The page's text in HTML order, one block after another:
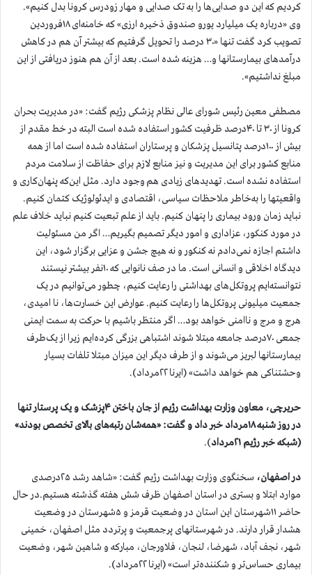
کردیم که این دو صدایی‌ها را به تک صدایی و مهار زودرس کرونا بدل کنیم».
وی «درباره یک میلیارد یورو صندوق ذخیره ارزی» که خامنه‌ای ۱۸فروردین
تصویب کرد گفت تنها «۳۰ درصد را تحویل گرفتیم که بیشتر آن هم در کاهش
درآمدهای بیمارستانها و… هزینه شده است. بعد از آن هم هنوز دریافتی از این
مبلغ نداشتیم».
مصطفی معین رئیس شورای عالی نظام پزشکی رژیم گفت: «در مدیریت بحران
کرونا از ۳۰ تا ۴۰درصد ظرفیت کشور استفاده شده است البته در خط مقدم از
بیش از ۱۰۰درصد پتانسیل پزشکان و پرستاران استفاده شده است اما از همه
منابع کشور برای این مدیریت و نیز منابع لازم برای حفاظت از سلامت مردم
استفاده نشده است. تهدیدهای زیادی هم وجود دارد. مثل این‌که پنهان‌کاری و
واقعیتها را به‌خاطر ملاحظات سیاسی، اقتصادی و ایدئولوژیک کتمان کنیم.
نباید زمان ورود بیماری را پنهان کنیم. باید از علم تبعیت کنیم نباید خلاف علم
در مورد کنکور، عزاداری و امور دیگر تصمیم بگیریم… اگر من مسئولیت
داشتم اجازه نمی‌دادم نه کنکور و نه هیچ جشن و عزایی برگزار شود، این
دیدگاه اخلاقی و انسانی است. ما در صف نانوایی که ۱۰نفر بیشتر نیستند
نتوانسته‌ایم پروتکل‌های بهداشتی را رعایت کنیم، چطور می‌توانیم در یک
جمعیت میلیونی پروتکل‌ها را رعایت کنیم. عوارض این خسارت‌ها، نا امیدی،
هرج و مرج و ناامنی خواهد بود… اگر منتظر باشیم با حرکت به سمت ایمنی
جمعی ۷۰درصد جامعه مبتلا شوند اشتباهی بزرگی کرده‌ایم زیرا از یک‌طرف
بیمارستانها لبریز می‌شوند و از طرف دیگر این میزان مبتلا تلفات بسیار
وحشتناکی هم خواهد داشت» (ایرنا ۲۲مرداد).
حریرچی، معاون وزارت بهداشت رژیم از جان باختن ۴پزشک و یک پرستار تنها
در روز شنبه ۱۸مرداد خبر داد و گفت: «همه‌شان رتبه‌های بالای تخصص بودند»
(شبکه خبر رژیم ۲۱مرداد
).
در اصفهان،
سخنگوی وزارت بهداشت رژیم گفت: «شاهد رشد ۲۵درصدی
موارد ابتلا و بستری در استان اصفهان ظرف شش هفته گذشته هستیم.در حال
حاضر ۱۱شهرستان این استان در وضعیت قرمز و ۵شهرستان در وضعیت
هشدار قرار دارند. در شهرستانهای پرجمعیت و پرتردد مثل اصفهان، خمینی
شهر، نجف آباد، شهرضا، لنجان، فلاورجان، مبارکه و شاهین شهر، وضعیت
بیماری حساس‌تر و شکننده‌تر است» (ایرنا ۲۲مرداد).